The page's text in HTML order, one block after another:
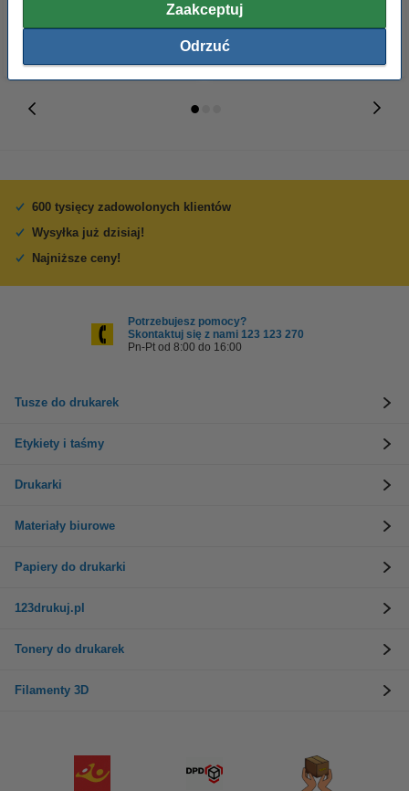
Zaakceptuj
Odrzuć
600 tysięcy zadowolonych klientów
Wysyłka już dzisiaj!
Najniższe ceny!
Potrzebujesz pomocy?
Skontaktuj się z nami 123 123 270
Pn-Pt od 8:00 do 16:00
Tusze do drukarek
Etykiety i taśmy
Drukarki
Materiały biurowe
Papiery do drukarki
123drukuj.pl
Tonery do drukarek
Filamenty 3D